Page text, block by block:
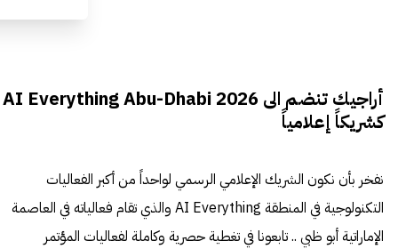
أراجيك تنضم الى AI Everything Abu-Dhabi 2026
كشريكاً إعلامياً
نفخر بأن نكون الشريك الإعلامي الرسمي لواحداً من أكبر الفعاليات
التكنولوجية في المنطقة AI Everything والذي تقام فعالياته في العاصمة
الإماراتية أبو ظبي .. تابعونا في تغطية حصرية وكاملة لفعاليات المؤتمر